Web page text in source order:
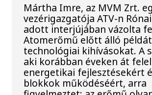
Mártha Imre, az MVM Zrt.
vezérigazgatója ATV-n
adott interjújában vázolta
Atomerőmű előtt álló
technológiai kihívásokat. A
aki korábban éveken át
energetikai fejlesztésekért
blokkok működéséért, arra